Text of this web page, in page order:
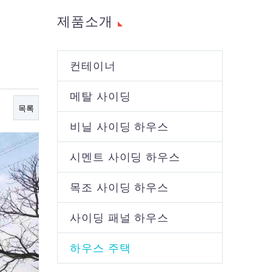
목록
제품소개
컨테이너
메탈 사이딩
비닐 사이딩 하우스
시멘트 사이딩 하우스
목조 사이딩 하우스
사이딩 패널 하우스
하우스 주택